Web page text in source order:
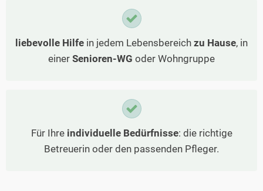
liebevolle Hilfe in jedem Lebensbereich zu Hause, in
einer Senioren-WG oder Wohngruppe
Für Ihre individuelle Bedürfnisse: die richtige
Betreuerin oder den passenden Pfleger.